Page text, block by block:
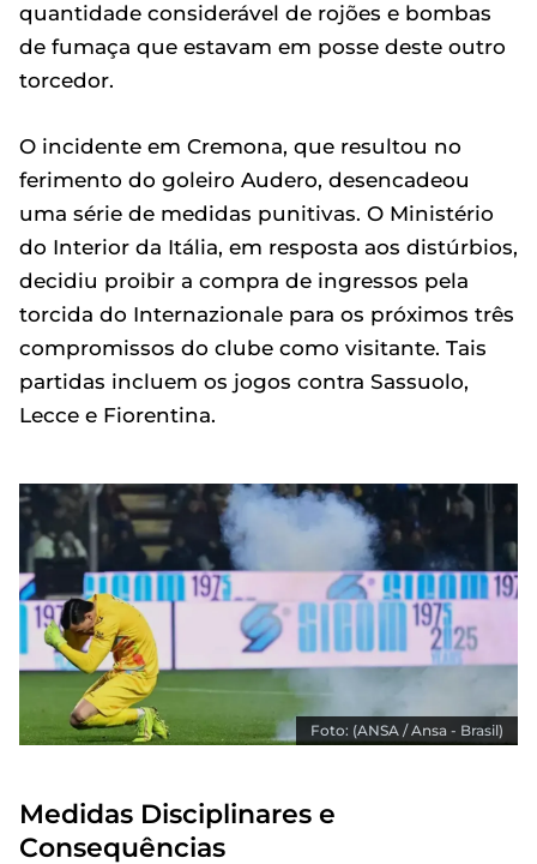
quantidade considerável de rojões e bombas
de fumaça que estavam em posse deste outro
torcedor.
O incidente em Cremona, que resultou no
ferimento do goleiro Audero, desencadeou
uma série de medidas punitivas. O Ministério
do Interior da Itália, em resposta aos distúrbios,
decidiu proibir a compra de ingressos pela
torcida do Internazionale para os próximos três
compromissos do clube como visitante. Tais
partidas incluem os jogos contra Sassuolo,
Lecce e Fiorentina.
Foto: (ANSA / Ansa - Brasil)
Medidas Disciplinares e
Consequências